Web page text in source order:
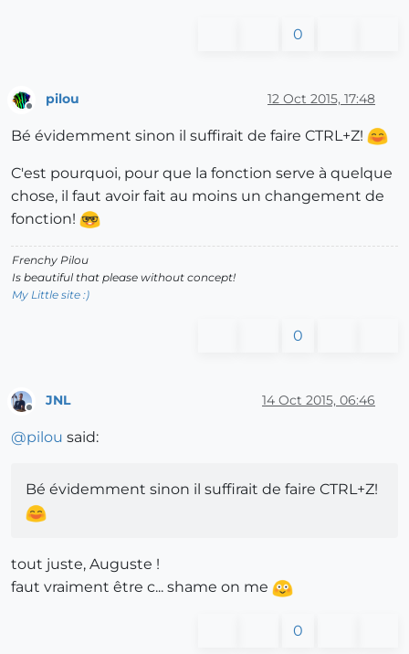
0
pilou 12 Oct 2015, 17:48
Bé évidemment sinon il suffirait de faire CTRL+Z!
C'est pourquoi, pour que la fonction serve à quelque
chose, il faut avoir fait au moins un changement de
fonction!
Frenchy Pilou
Is beautiful that please without concept!
My Little site :)
0
JNL 14 Oct 2015, 06:46
@pilou said:
Bé évidemment sinon il suffirait de faire CTRL+Z!
tout juste, Auguste !
faut vraiment être c... shame on me
0